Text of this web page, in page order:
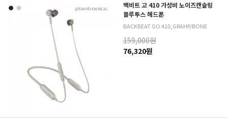
백비트 고 410 가성비 노이즈캔슬링
블루투스 헤드폰
BACKBEAT GO 410,GRAHP/BONE
159,000원
76,320원